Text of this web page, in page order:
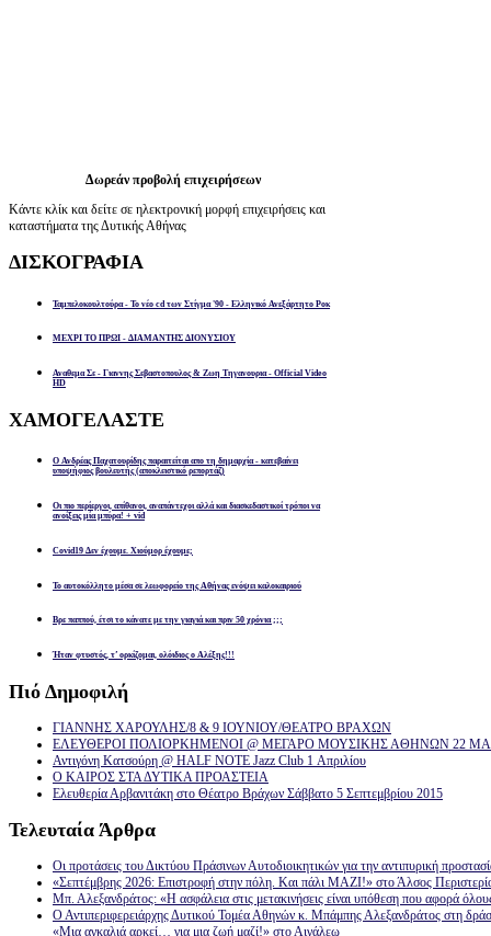
Δωρεάν προβολή επιχειρήσεων
Κάντε κλίκ και δείτε σε ηλεκτρονική μορφή επιχειρήσεις και
καταστήματα της Δυτικής Αθήνας
ΔΙΣΚΟΓΡΑΦΙΑ
Ταμπελοκουλτούρα - Το νέο cd των Στίγμα '90 - Ελληνικό Ανεξάρτητο Ροκ
ΜΕΧΡΙ ΤΟ ΠΡΩΙ - ΔΙΑΜΑΝΤΗΣ ΔΙΟΝΥΣΙΟΥ
Αναθεμα Σε - Γιαννης Σεβαστοπουλος & Ζωη Τηγανουρια - Official Video
HD
ΧΑΜΟΓΕΛΑΣΤΕ
Ο Ανδρέας Παχατουρίδης παραιτείται απο τη δημαρχία - κατεβαίνει
υποψήφιος βουλευτής (αποκλειστικό ρεπορτάζ)
Οι πιο περίεργοι, απίθανοι, αναπάντεχοι αλλά και διασκεδαστικοί τρόποι να
ανοίξεις μία μπύρα! + vid
Covid19 Δεν έχουμε. Χιούμορ έχουμε;
Το αυτοκόλλητο μέσα σε λεωφορείο της Αθήνας ενόψει καλοκαιριού
Βρε παππού, έτσι το κάνατε με την γιαγιά και πριν 50 χρόνια ;;;
Ήταν φτυστός, τ’ ορκίζομαι, ολόιδιος ο Αλέξης!!!
Πιό Δημοφιλή
ΓΙΑΝΝΗΣ ΧΑΡΟΥΛΗΣ/8 & 9 ΙΟΥΝΙΟΥ/ΘΕΑΤΡΟ ΒΡΑΧΩΝ
ΕΛΕΥΘΕΡΟΙ ΠΟΛΙΟΡΚΗΜΕΝΟΙ @ ΜΕΓΑΡΟ ΜΟΥΣΙΚΗΣ ΑΘΗΝΩΝ 22
Αντιγόνη Κατσούρη @ HALF NOTE Jazz Club 1 Απριλίου
Ο ΚΑΙΡΟΣ ΣΤΑ ΔΥΤΙΚΑ ΠΡΟΑΣΤΕΙΑ
Ελευθερία Αρβανιτάκη στο Θέατρο Βράχων Σάββατο 5 Σεπτεμβρίου 2015
Τελευταία Άρθρα
Οι προτάσεις του Δικτύου Πράσινων Αυτοδιοικητικών για την αντιπυρική
«Σεπτέμβρης 2026: Επιστροφή στην πόλη. Και πάλι ΜΑΖΙ!» στο Άλσος
Μπ. Αλεξανδράτος: «Η ασφάλεια στις μετακινήσεις είναι υπόθεση που αφορά
Ο Αντιπεριφερειάρχης Δυτικού Τομέα Αθηνών κ. Μπάμπης Αλεξανδράτος στη
«Μια αγκαλιά αρκεί… για μια ζωή μαζί!» στο Αιγάλεω